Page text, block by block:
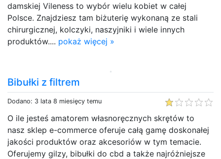
damskiej Vileness to wybór wielu kobiet w całej
Polsce. Znajdziesz tam biżuterię wykonaną ze stali
chirurgicznej, kolczyki, naszyjniki i wiele innych
produktów.... pokaż więcej »
Bibułki z filtrem
Dodano: 3 lata 8 miesięcy temu
O ile jesteś amatorem własnoręcznych skrętów to
nasz sklep e-commerce oferuje całą gamę doskonałej
jakości produktów oraz akcesoriów w tym temacie.
Oferujemy gilzy, bibułki do cbd a także najróżniejsze